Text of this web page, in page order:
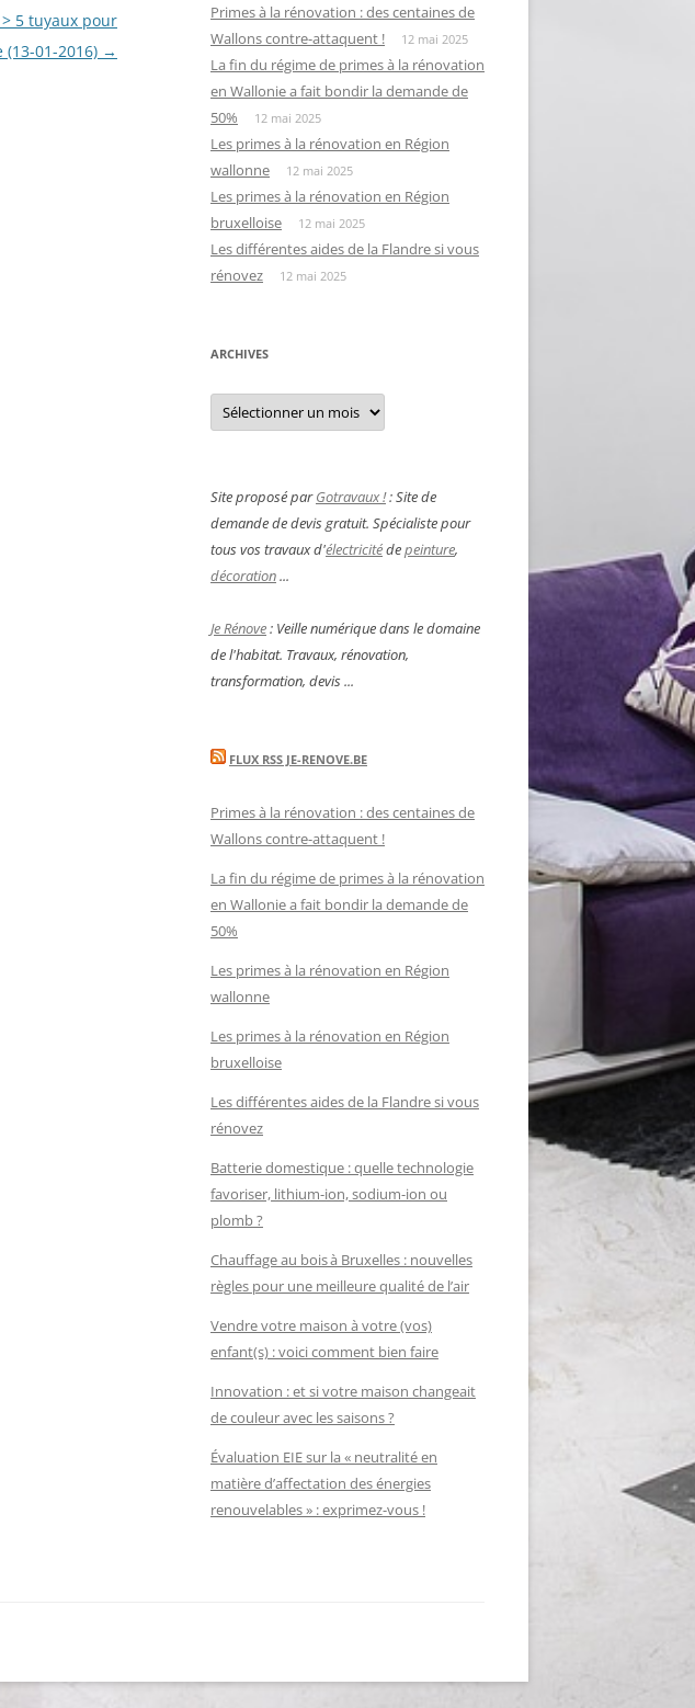
5 tuyaux pour
01-2016) →
Primes à la rénovation : des centaines de
Wallons contre-attaquent !
12 mai 2025
La fin du régime de primes à la rénovation
en Wallonie a fait bondir la demande de
50%
12 mai 2025
Les primes à la rénovation en Région
wallonne
12 mai 2025
Les primes à la rénovation en Région
bruxelloise
12 mai 2025
Les différentes aides de la Flandre si vous
rénovez
12 mai 2025
ARCHIVES
Archives
Site proposé parGotravaux !: Site de
demande de devis gratuit. Spécialiste pour
tous vos travaux d'électricitédepeinture,
décoration...
Je Rénove: Veille numérique dans le domaine
de l'habitat. Travaux, rénovation,
transformation, devis ...
FLUX RSS JE-RENOVE.BE
Primes à la rénovation : des centaines de
Wallons contre-attaquent !
La fin du régime de primes à la rénovation
en Wallonie a fait bondir la demande de
50%
Les primes à la rénovation en Région
wallonne
Les primes à la rénovation en Région
bruxelloise
Les différentes aides de la Flandre si vous
rénovez
Batterie domestique : quelle technologie
favoriser, lithium-ion, sodium-ion ou
plomb ?
Chauffage au bois à Bruxelles : nouvelles
règles pour une meilleure qualité de l’air
Vendre votre maison à votre (vos)
enfant(s) : voici comment bien faire
Innovation : et si votre maison changeait
de couleur avec les saisons ?
Évaluation EIE sur la « neutralité en
matière d’affectation des énergies
renouvelables » : exprimez-vous !